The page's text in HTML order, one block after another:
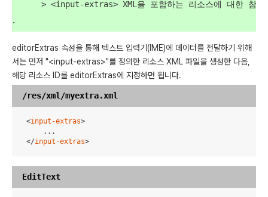
editorExtras 속성을 통해 텍스트 입력기(IME)에 데이터를 전달하기 위해
서는 먼저 "<input-extras>"를 정의한 리소스 XML 파일을 생성한 다음,
해당 리소스 ID를 editorExtras에 지정하면 됩니다.
    <
input-extras>
        ...
    </
input-extras>